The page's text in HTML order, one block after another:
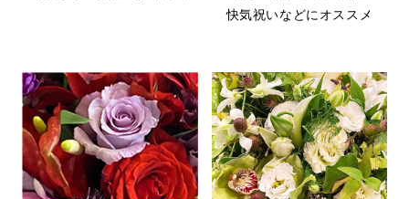
快気祝いなどにオススメ